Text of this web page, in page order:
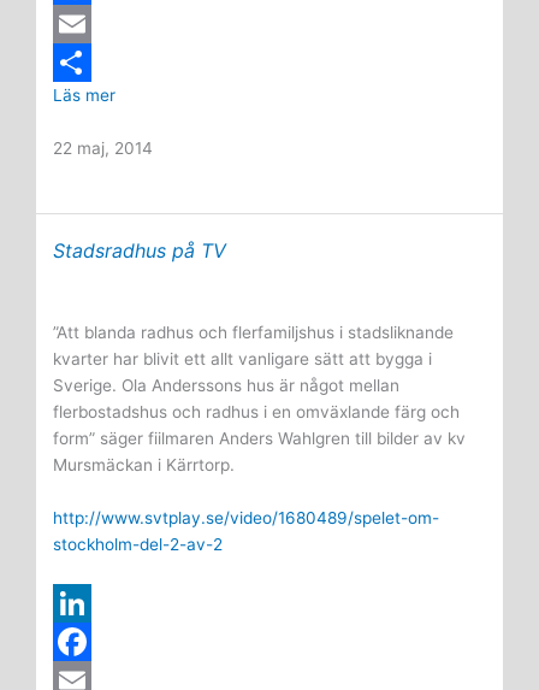
n
k
e
I
n
F
a
c
e
o
o
E
m
a
l
D
e
a
Våra
stadsradhus
efterföljare
Läs mer
22 maj, 2014
Stadsradhus på TV
”Att blanda radhus och flerfamiljshus i stadsliknande
kvarter har blivit ett allt vanligare sätt att bygga i
Sverige. Ola Anderssons hus är något mellan
flerbostadshus och radhus i en omväxlande färg och
form” säger fiilmaren Anders Wahlgren till bilder av kv
Mursmäckan i Kärrtorp.
http://www.svtplay.se/video/1680489/spelet-om-
stockholm-del-2-av-2
L
F